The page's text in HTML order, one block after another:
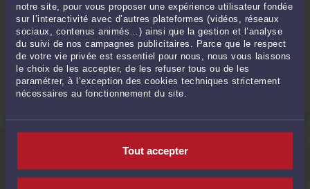
notre site, pour vous proposer une expérience utilisateur fondée
sur l’interactivité avec d’autres plateformes (vidéos, réseaux
sociaux, contenus animés…) ainsi que la gestion et l’analyse
du suivi de nos campagnes publicitaires. Parce que le respect
de votre vie privée est essentiel pour nous, nous vous laissons
le choix de les accepter, de les refuser tous ou de les
paramétrer, à l’exception des cookies techniques strictement
nécessaires au fonctionnement du site.
Tout accepter
2 Prenez rendez-vous
3 Rencontrez votre avocat
QUESTIONS FRÉQUEMMENT POSÉES